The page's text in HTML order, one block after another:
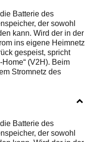
Batterie des
der sowohl
kann. Wird der in der
ins eigene Heimnetz
gespeist, spricht
(V2H). Beim
Stromnetz des
Batterie des
der sowohl